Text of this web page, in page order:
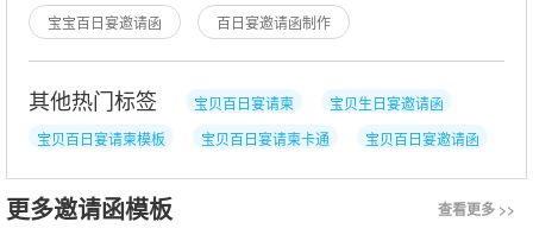
宝宝百日宴邀请函 百日宴邀请函制作
其他热门标签 宝贝百日宴请柬
宝贝生日宴邀请函
宝贝百日宴请柬模板
宝贝百日宴请柬卡通
宝贝百日宴邀请函
宝贝百日宴请柬怎么填
更多邀请函模板 查看更多 >>